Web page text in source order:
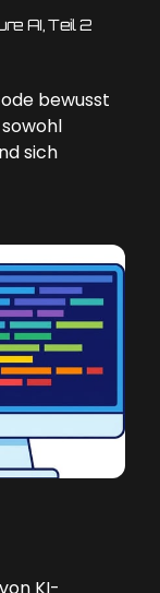
AI, Teil 2
bewusst
sich